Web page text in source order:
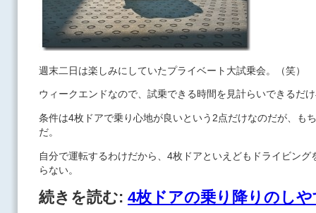
週末二日は楽しみにしていたプライベート大試乗会。（笑）
ウィークエンドなので、試乗できる時間を見計らいできるだ
条件は4枚ドアで乗り心地が良いという2点だけなのだが、も
だ。
自分で運転するわけだから、4枚ドアといえどもドライビン
らない。
続きを読む: 4枚ドアの乗り降りのし